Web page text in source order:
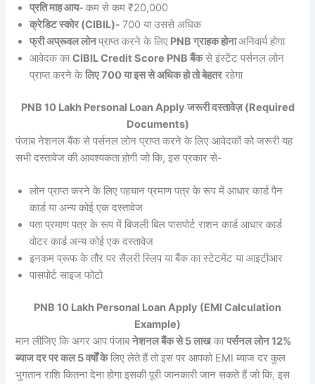
प्रति माह आय-कम से कम ₹20,000
क्रेडिट स्कोर (CIBIL)- 700 या उससे अधिक
फ्री अप्रूवल लोनप्राप्त करने के लिए PNB ग्राहक होनाअनिवार्य होगा
आवेदक काCIBIL Credit Score PNB बैंकसे इंस्टेंट पर्सनल लोन
प्राप्त करने केलिए 700 या इस से अधिक हो तो बेहतररहेगा
PNB 10 Lakh Personal Loan Apply जरूरी दस्तावेज़ (Required
Documents)
पंजाब नेशनल बैंक से पर्सनल लोन प्राप्त करने के लिए आवेदकों को जरूरी यह
सभी दस्तावेज की आवश्यकता होगी जो कि, इस प्रकार से-
लोन प्राप्त करने के लिए पहचान प्रमाण पत्र के रूप में आधार कार्ड पैन
कार्ड या अन्य कोई एक दस्तावेज
पता प्रमाण पत्र के रूप में बिजली बिल पासपोर्ट राशन कार्ड आधार कार्ड
वोटर कार्ड अन्य कोई एक दस्तावेज
इनकम प्रूफ के तौर पर सैलरी स्लिप या बैंक का स्टेटमेंट या आइटीआर
पासपोर्ट साइज फोटो
PNB 10 Lakh Personal Loan Apply (EMI Calculation
Example)
मान लीजिए कि अगर आप पंजाबनेशनल बैंक से 5 लाखकापर्सनल लोन 12%
ब्याज दर पर कल 5 वर्षों केलिए लेते हैं तो इस पर आपको EMI ब्याज दर कुल
भुगतान राशि कितना देना होगा इसकी पूरी जानकारी जान सकते हैं जो कि, इस